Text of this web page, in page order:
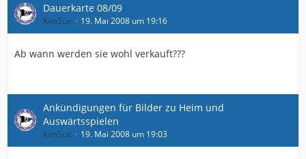
Dauerkarte 08/09
KimSue 19. Mai 2008 um 19:16
Ab wann werden sie wohl verkauft???
Ankündigungen für Bilder zu Heim und
Auswärtsspielen
KimSue 19. Mai 2008 um 19:03